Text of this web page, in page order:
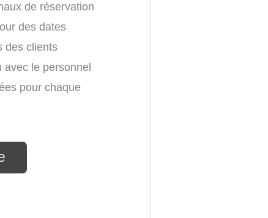
de réservation
des dates
des clients
le personnel
pour chaque